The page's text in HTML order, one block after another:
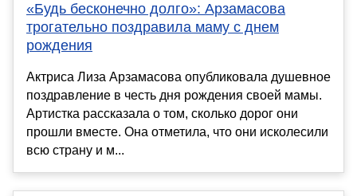
«Будь бесконечно долго»: Арзамасова
трогательно поздравила маму с днем
рождения
Актриса Лиза Арзамасова опубликовала душевное
поздравление в честь дня рождения своей мамы.
Артистка рассказала о том, сколько дорог они
прошли вместе. Она отметила, что они исколесили
всю страну и м...